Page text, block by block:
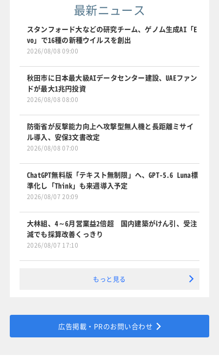
最新ニュース
スタンフォード大などの研究チーム、ゲノム生成AI「E
vo」で16種の新種ウイルスを創出
2026/08/08 09:00
秋田市に日本最大級AIデータセンター建設、UAEファン
ドが最大1兆円投資
2026/08/08 08:00
防衛省が反撃能力向上へ攻撃型無人機と長距離ミサイ
ル導入、安保3文書改定
2026/08/08 07:00
ChatGPT無料版「テキスト無制限」へ、GPT-5.6 Luna標
準化し「Think」も来週導入予定
2026/08/07 20:09
大林組、4～6月営業益2倍超 国内建築がけん引、受注
減でも採算改善くっきり
2026/08/07 17:10
もっと見る
広告掲載・PRのお問い合わせ